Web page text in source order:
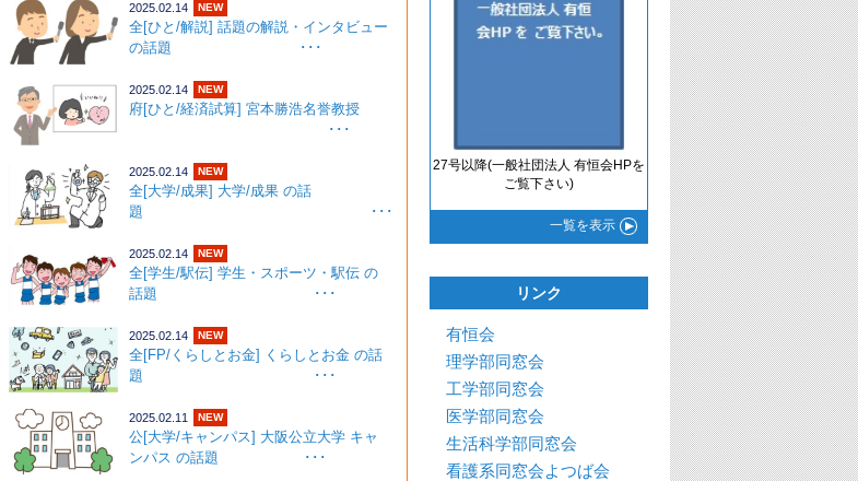
2025.02.14 NEW
全[ひと/解説] 話題の解説・インタビュー
の話題 ･･･
2025.02.14 NEW
府[ひと/経済試算] 宮本勝浩名誉教授
･･･
2025.02.14 NEW
全[大学/成果] 大学/成果 の話
題 ･･･
2025.02.14 NEW
全[学生/駅伝] 学生・スポーツ・駅伝 の
話題 ･･･
2025.02.14 NEW
全[FP/くらしとお金] くらしとお金 の話
題 ･･･
2025.02.11 NEW
公[大学/キャンパス] 大阪公立大学 キャ
ンパス の話題 ･･･
27号以降(一般社団法人 有恒会HPを
ご覧下さい)
一覧を表示
リンク
有恒会
理学部同窓会
工学部同窓会
医学部同窓会
生活科学部同窓会
看護系同窓会よつば会